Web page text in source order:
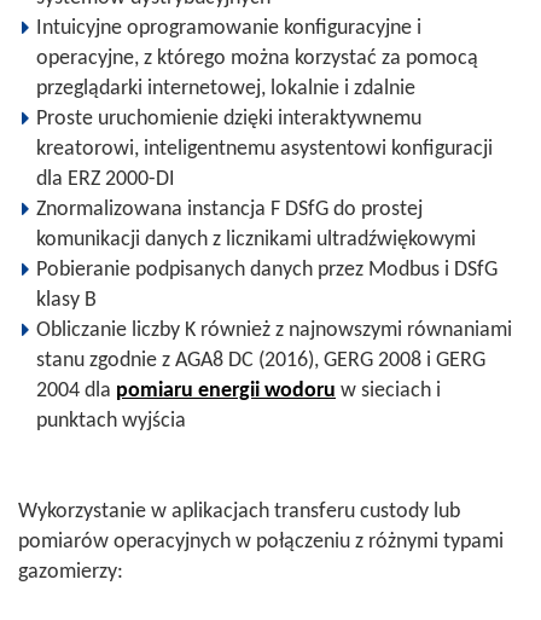
Intuicyjne oprogramowanie konfiguracyjne i
operacyjne, z którego można korzystać za pomocą
przeglądarki internetowej, lokalnie i zdalnie
Proste uruchomienie dzięki interaktywnemu
kreatorowi, inteligentnemu asystentowi konfiguracji
dla ERZ 2000-DI
Znormalizowana instancja F DSfG do prostej
komunikacji danych z licznikami ultradźwiękowymi
Pobieranie podpisanych danych przez Modbus i DSfG
klasy B
Obliczanie liczby K również z najnowszymi równaniami
stanu zgodnie z AGA8 DC (2016), GERG 2008 i GERG
2004 dla pomiaru energii wodoru w sieciach i
punktach wyjścia
Wykorzystanie w aplikacjach transferu custody lub
pomiarów operacyjnych w połączeniu z różnymi typami
gazomierzy: